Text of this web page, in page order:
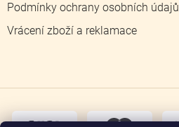
Podmínky ochrany osobních údajů
Vrácení zboží a reklamace